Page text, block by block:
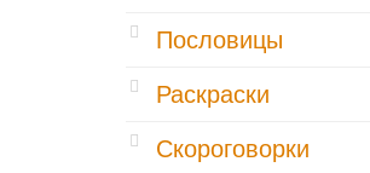
Пословицы
Раскраски
Скороговорки